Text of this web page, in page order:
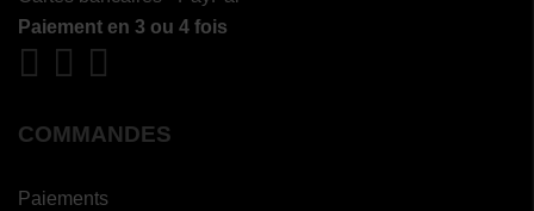
Paiement en 3 ou 4 fois
COMMANDES
Paiements